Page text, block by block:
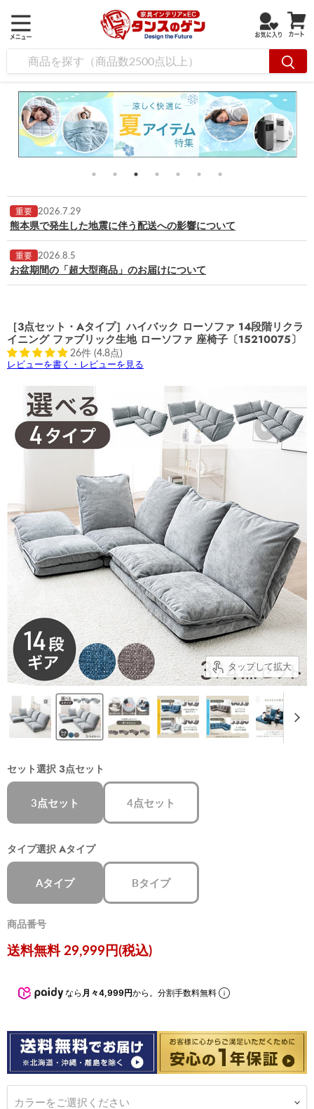
重要 2026.7.29
熊本県で発生した地震に伴う配送への影響について
重要 2026.8.5
お盆期間の「超大型商品」のお届けについて
［3点セット・Aタイプ］ハイバック ローソファ 14段階リクラ
イニング ファブリック生地 ローソファ 座椅子〔15210075〕
26件 (4.8点)
レビューを書く・レビューを見る
タップして拡大
セット選択 3点セット
3点セット 4点セット
タイプ選択 Aタイプ
Aタイプ Bタイプ
商品番号
現在の価格
送料無料 29,999円(税込)
なら 月々4,999円から。分割手数料無料
カラーをご選択ください